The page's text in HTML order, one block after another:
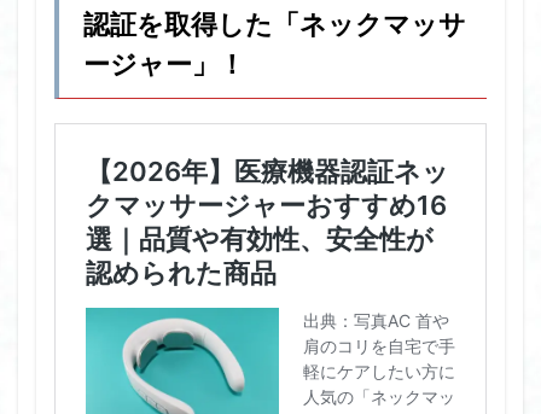
認証を取得した「ネックマッサ
ージャー」！